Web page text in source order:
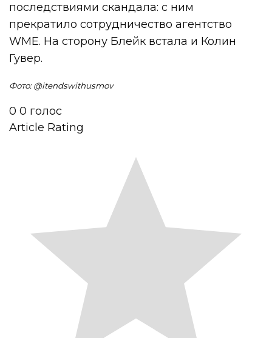
последствиями скандала: с ним
прекратило сотрудничество агентство
WME. На сторону Блейк встала и Колин
Гувер.
Фото: @itendswithusmov
0 0 голос
Article Rating